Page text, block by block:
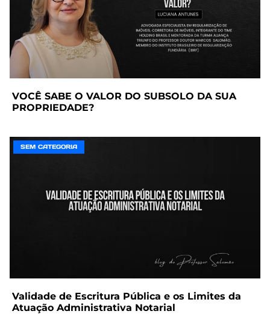
VOCÊ SABE O VALOR DO SUBSOLO DA SUA
PROPRIEDADE?
SEM CATEGORIA
Validade de Escritura Pública e os Limites da
Atuação Administrativa Notarial